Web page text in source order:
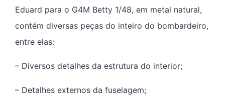
Eduard para o G4M Betty 1/48, em metal natural,
contém diversas peças do inteiro do bombardeiro,
entre elas:
– Diversos detalhes da estrutura do interior;
– Detalhes externos da fuselagem;